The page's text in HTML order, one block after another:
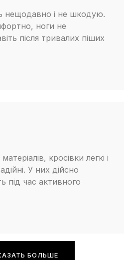
нещодавно і не шкодую.
ноги не
після тривалих піших
кросівки легкі і
У них дійсно
під час активного
БОЛЬШЕ